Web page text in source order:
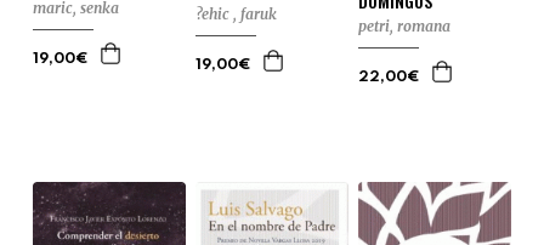
maric, senka
19,00€
?ehic , faruk
19,00€
petri, romana
22,00€